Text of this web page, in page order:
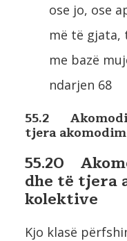
ose jo, ose
më të gjata,
me bazë
ndarjen 68
55.2
tjera
55.20
dhe të tjera
kolektive
Kjo klasë